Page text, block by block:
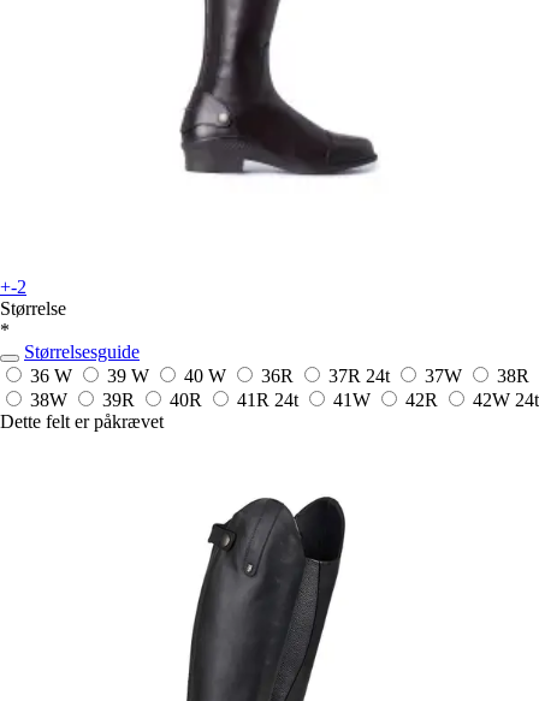
+-2
Størrelse
*
Størrelsesguide
36 W
39 W 40 W 36R 37R 24t 37W
38R
38W
39R 40R 41R 24t 41W 42R 42W 24t
Dette felt er påkrævet